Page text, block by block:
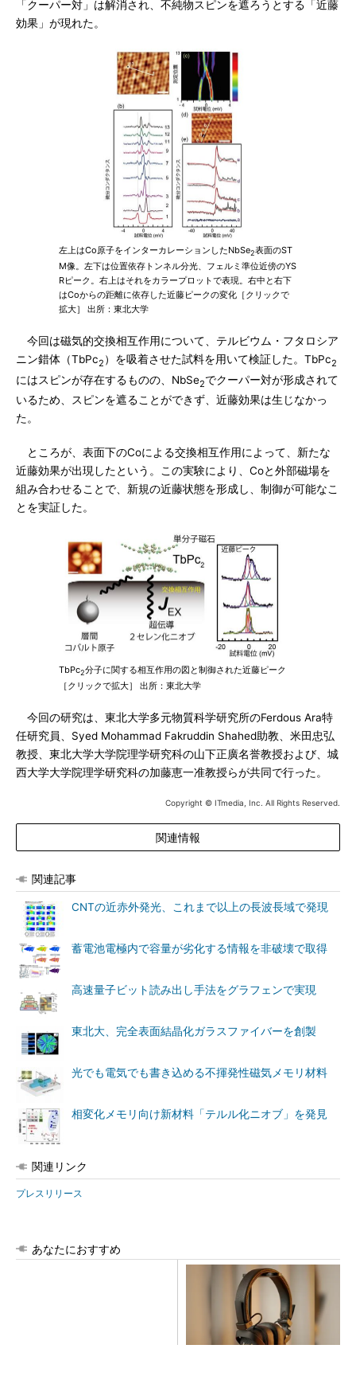
「クーパー対」は解消され、不純物スピンを遮ろうとする「近藤
効果」が現れた。
左上はCo原子をインターカレーションしたNbSe2表面のST
M像。左下は位置依存トンネル分光、フェルミ準位近傍のYS
Rピーク。右上はそれをカラープロットで表現。右中と右下
はCoからの距離に依存した近藤ピークの変化［クリックで
拡大］ 出所：東北大学
今回は磁気的交換相互作用について、テルビウム・フタロシア
ニン錯体（TbPc2 ）を吸着させた試料を用いて検証した。TbPc2
にはスピンが存在するものの、NbSe2でクーパー対が形成されて
いるため、スピンを遮ることができず、近藤効果は生じなかっ
た。
ところが、表面下のCoによる交換相互作用によって、新たな
近藤効果が出現したという。この実験により、Coと外部磁場を
組み合わせることで、新規の近藤状態を形成し、制御が可能なこ
とを実証した。
TbPc2分子に関する相互作用の図と制御された近藤ピーク
［クリックで拡大］ 出所：東北大学
今回の研究は、東北大学多元物質科学研究所のFerdous Ara特
任研究員、Syed Mohammad Fakruddin Shahed助教、米田忠弘
教授、東北大学大学院理学研究科の山下正廣名誉教授および、城
西大学大学院理学研究科の加藤恵一准教授らが共同で行った。
Copyright © ITmedia, Inc. All Rights Reserved.
関連情報
関連記事
CNTの近赤外発光、これまで以上の長波長域で発現
蓄電池電極内で容量が劣化する情報を非破壊で取得
高速量子ビット読み出し手法をグラフェンで実現
東北大、完全表面結晶化ガラスファイバーを創製
光でも電気でも書き込める不揮発性磁気メモリ材料
相変化メモリ向け新材料「テルル化ニオブ」を発見
関連リンク
プレスリリース
あなたにおすすめ